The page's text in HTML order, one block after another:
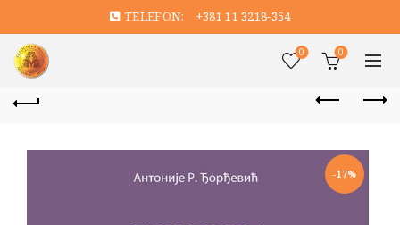
TELEFON: +381 11 3218-354
0 0
-17%